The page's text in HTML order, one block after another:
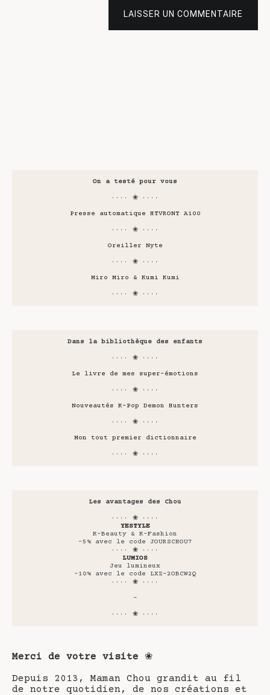
LAISSER UN COMMENTAIRE
On a testé pour vous
···· ❀ ····
Presse automatique HTVRONT A100
···· ❀ ····
Oreiller Nyte
···· ❀ ····
Miro Miro & Kumi Kumi
···· ❀ ····
Dans la bibliothèque des enfants
···· ❀ ····
Le livre de mes super-émotions
···· ❀ ····
Nouveautés K-Pop Demon Hunters
···· ❀ ····
Mon tout premier dictionnaire
···· ❀ ····
Les avantages des Chou
···· ❀ ····
YESTYLE
K-Beauty & K-Fashion
-5% avec le code JOURSCHOU7
···· ❀ ····
LUMIOS
Jeu lumineux
-10% avec le code LXZ-2OBCW2Q
···· ❀ ····
-
···· ❀ ····
Merci de votre visite ❀
Depuis 2013, Maman Chou grandit au fil
de notre quotidien, de nos créations et